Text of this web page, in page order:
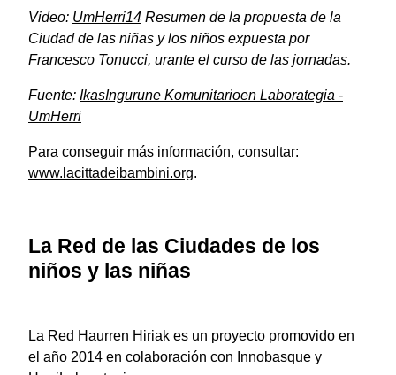
Video: UmHerri14 Resumen de la propuesta de la
Ciudad de las niñas y los niños expuesta por
Francesco Tonucci, urante el curso de las jornadas.
Fuente: IkasIngurune Komunitarioen Laborategia -
UmHerri
Para conseguir más información, consultar:
www.lacittadeibambini.org.
La Red de las Ciudades de los
niños y las niñas
La Red Haurren Hiriak es un proyecto promovido en
el año 2014 en colaboración con Innobasque y